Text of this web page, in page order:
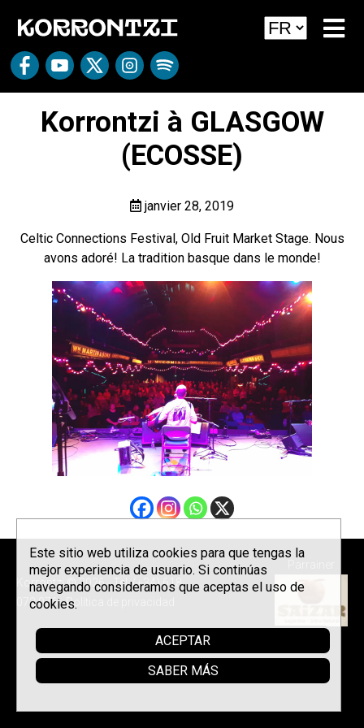
Korrontzi à GLASGOW
(ECOSSE)
janvier 28, 2019
Celtic Connections Festival, Old Fruit Market Stage. Nous
avons adoré! La tradition basque dans le monde!
Korrontzi © 2026 - Tel. (+34) 618
072 076 -Política de privacidad
Este sitio web utiliza cookies para que tengas la
mejor experiencia de usuario. Si continúas
navegando consideramos que aceptas el uso de
cookies.
ACEPTAR
SABER MÁS